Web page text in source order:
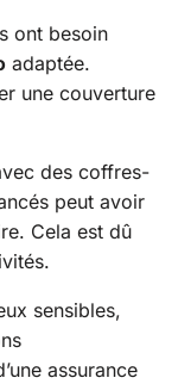
ont besoin
adaptée.
une couverture
des coffres-
peut avoir
Cela est dû
sensibles,
assurance